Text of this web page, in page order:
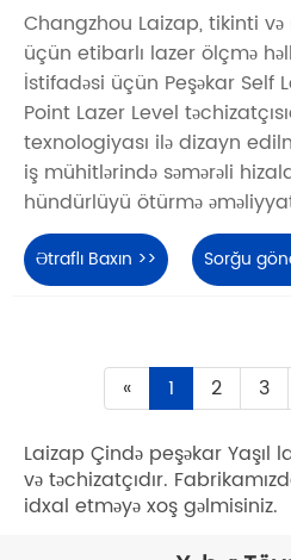
Changzhou Laizap, tikinti
üçün etibarlı lazer ölçmə
İstifadəsi üçün Peşəkar Self
Point Lazer Level
texnologiyası ilə dizayn
iş mühitlərində səmərəli
hündürlüyü ötürmə
Ətraflı Baxın >> Sorğu
« 1 2 3
Laizap Çində peşəkar Yaşıl
və təchizatçıdır.
idxal etməyə xoş gəlmisiniz.